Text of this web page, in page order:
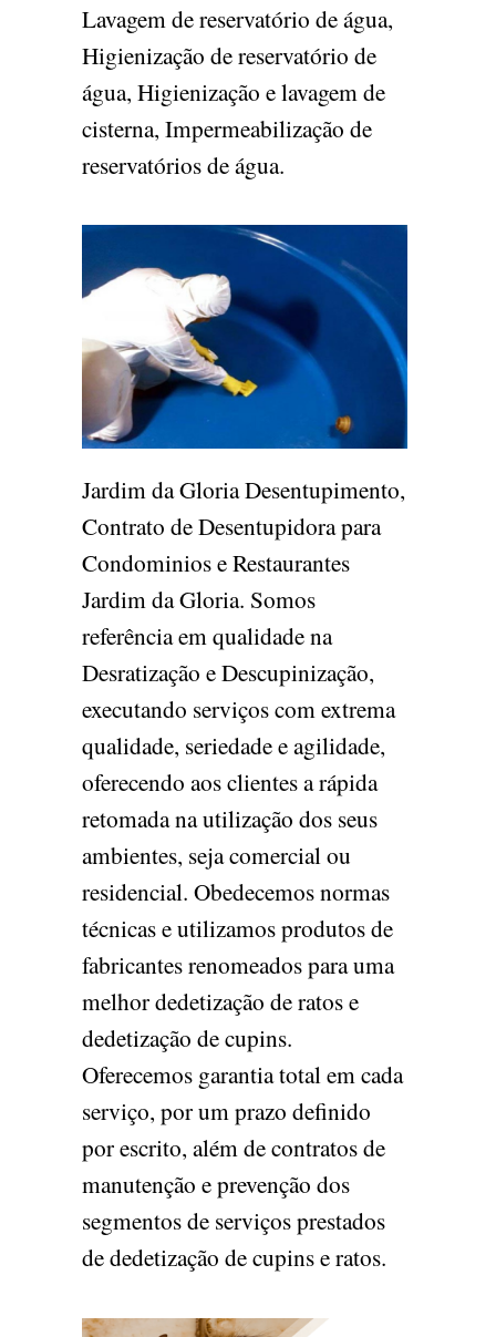
Lavagem de reservatório de água,
Higienização de reservatório de
água, Higienização e lavagem de
cisterna, Impermeabilização de
reservatórios de água.
Jardim da Gloria Desentupimento,
Contrato de Desentupidora para
Condominios e Restaurantes
Jardim da Gloria. Somos
referência em qualidade na
Desratização e Descupinização,
executando serviços com extrema
qualidade, seriedade e agilidade,
oferecendo aos clientes a rápida
retomada na utilização dos seus
ambientes, seja comercial ou
residencial. Obedecemos normas
técnicas e utilizamos produtos de
fabricantes renomeados para uma
melhor dedetização de ratos e
dedetização de cupins.
Oferecemos garantia total em cada
serviço, por um prazo definido
por escrito, além de contratos de
manutenção e prevenção dos
segmentos de serviços prestados
de dedetização de cupins e ratos.